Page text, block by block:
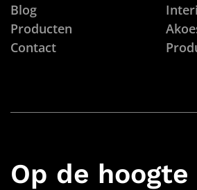
Blog
Producten
Contact
Op de